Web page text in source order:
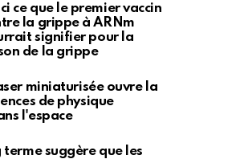
ce que le premier vaccin
la grippe à ARNm
signifier pour la
de la grippe
miniaturisée ouvre la
de physique
l'espace
terme suggère que les